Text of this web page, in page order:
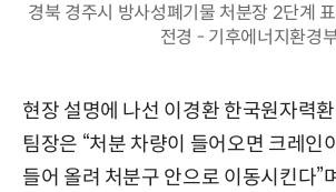
경북 경주시 방사성폐기물 처분장 2단계
전경 - 기후에너지환경
현장 설명에 나선 이경환 한국원자력
팀장은 “처분 차량이 들어오면 크레인
들어 올려 처분구 안으로 이동시킨다”